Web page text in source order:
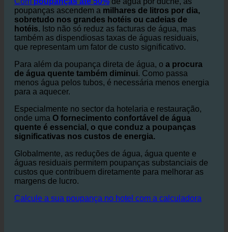
drasticamente este consumo.
Compoupanças até 50%de água por duche, as
poupanças ascendem amilhares de litros por dia,
sobretudo nos grandes hotéis ou cadeias de
também as dispendiosas taxas de águas residuais,
que representam um fator de custo significativo.
Para além da poupança direta de água, o
menos água pelos tubos, é necessária menos energia
para a aquecer.
Especialmente no sector da hotelaria e restauração,
quente é essencial, o que conduz a poupanças
significativas nos custos de energia.
Globalmente, as reduções de água, água quente e
custos que contribuem diretamente para melhorar as